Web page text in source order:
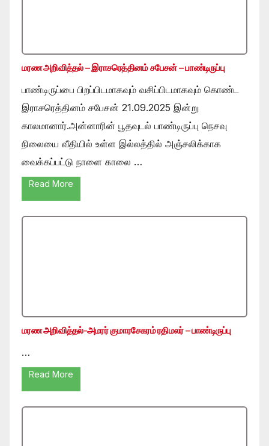
மரண அறிவித்தல் – இராசரெத்தினம் சபேசன் – பாண்டிருப்பு
பாண்டிருப்பை பிறப்பிடமாகவும் வசிப்பிடமாகவும் கொண்ட
இராசரெத்தினம் சபேசன் 21.09.2025 இன்று
காலமானார்.அன்னாரின் பூதவுடல் பாண்டிருப்பு நெசவு
நிலையை வீதியில் உள்ள இல்லத்தில் அஞ்சலிக்காக
வைக்கப்பட்டு நாளை காலை …
Read More
மரண அறிவித்தல்-அமரர் குமாரசேகரம் ரதிமலர் – பாண்டிருப்பு
…
Read More